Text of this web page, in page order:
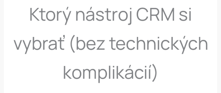
Ktorý nástroj CRM si
vybrať (bez technických
komplikácií)